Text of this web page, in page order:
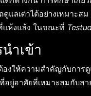
ลเต่าได้อย่างเหมาะสม
แห้งแล้ง ในขณะที่
ำเข้า
งให้ความสำคัญกับการ
อยู่อาศัยที่เหมาะสมกับสา